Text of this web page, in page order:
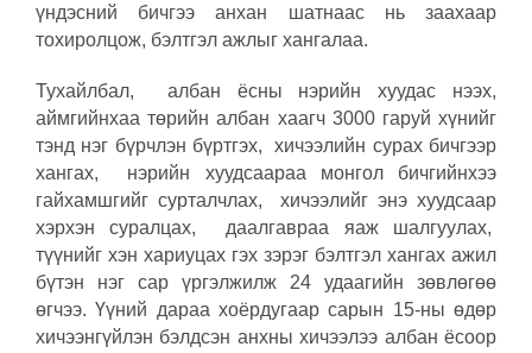
үндэсний бичгээ анхан шатнаас нь заахаар
тохиролцож, бэлтгэл ажлыг хангалаа.
Тухайлбал, албан ёсны нэрийн хуудас нээх,
аймгийнхаа төрийн албан хаагч 3000 гаруй хүнийг
тэнд нэг бүрчлэн бүртгэх, хичээлийн сурах бичгээр
хангах, нэрийн хуудсаараа монгол бичгийнхээ
гайхамшгийг сурталчлах, хичээлийг энэ хуудсаар
хэрхэн суралцах, даалгавраа яаж шалгуулах,
түүнийг хэн хариуцах гэх зэрэг бэлтгэл хангах ажил
бүтэн нэг сар үргэлжилж 24 удаагийн зөвлөгөө
өгчээ. Үүний дараа хоёрдугаар сарын 15-ны өдөр
хичээнгүйлэн бэлдсэн анхны хичээлээ албан ёсоор